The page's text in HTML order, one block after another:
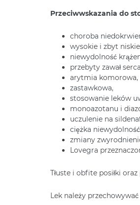
Przeciwwskazania do
choroba
wysokie i zbyt
niewydolność
przebyty zawał
arytmia komorowa,
zastawkowa,
stosowanie leków
monoazotanu i
uczulenie na
ciężka
zmiany
Lovegra
Tłuste i obfite posiłki
Lek należy